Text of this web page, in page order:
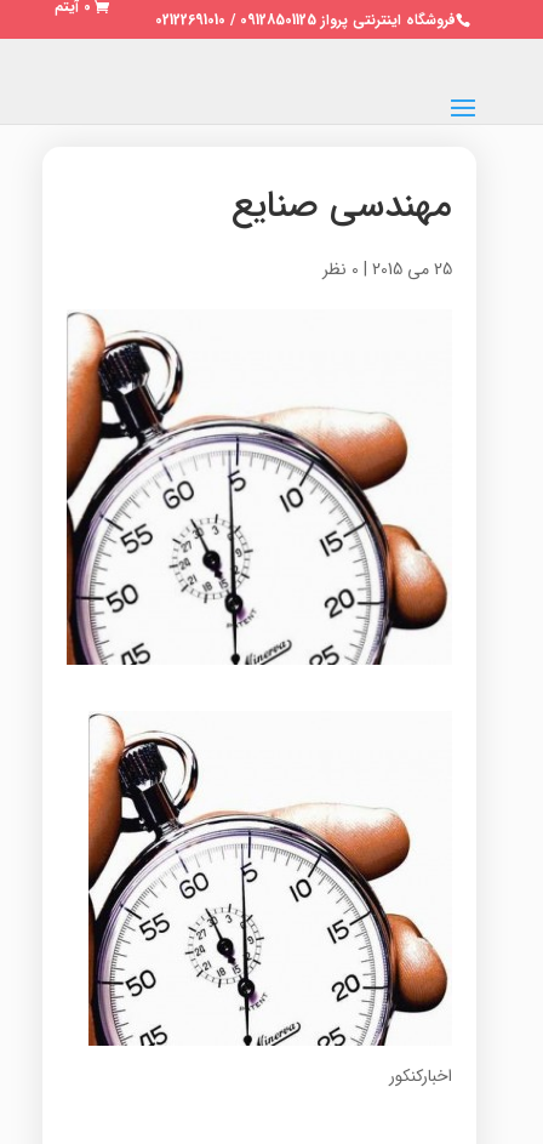
فروشگاه اینترنتی پرواز 09128501125 / 02122691010
0 آیتم
مهندسی صنایع
25 می 2015 | 0 نظر
اخبارکنکور